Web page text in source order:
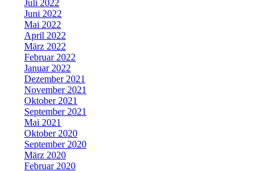
Juli 2022
Juni 2022
Mai 2022
April 2022
März 2022
Februar 2022
Januar 2022
Dezember 2021
November 2021
Oktober 2021
September 2021
Mai 2021
Oktober 2020
September 2020
März 2020
Februar 2020